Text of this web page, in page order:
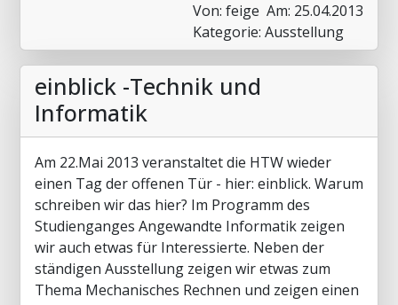
Von: feige Am: 25.04.2013
Kategorie: Ausstellung
einblick -Technik und
Informatik
Am 22.Mai 2013 veranstaltet die HTW wieder
einen Tag der offenen Tür - hier: einblick. Warum
schreiben wir das hier? Im Programm des
Studienganges Angewandte Informatik zeigen
wir auch etwas für Interessierte. Neben der
ständigen Ausstellung zeigen wir etwas zum
Thema Mechanisches Rechnen und zeigen einen